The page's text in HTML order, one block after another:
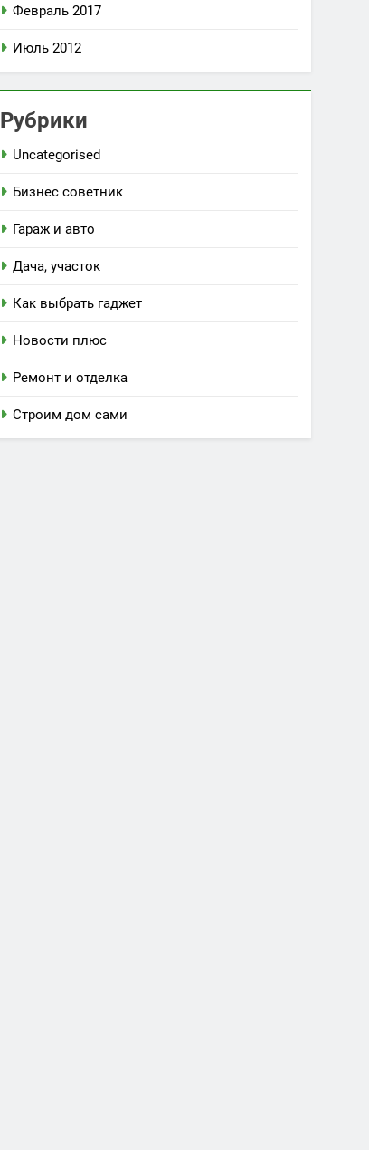
Февраль 2017
Июль 2012
Рубрики
Uncategorised
Бизнес советник
Гараж и авто
Дача, участок
Как выбрать гаджет
Новости плюс
Ремонт и отделка
Строим дом сами